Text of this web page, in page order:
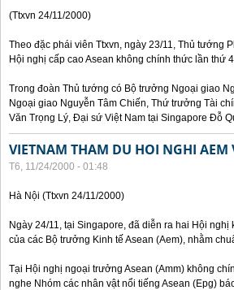
(Ttxvn 24/11/2000)
Theo đặc phái viên Ttxvn, ngày 23/11, Thủ tướng
Hội nghị cấp cao Asean không chính thức lần thứ
Trong đoàn Thủ tướng có Bộ trưởng Ngoại giao
Ngoại giao Nguyễn Tâm Chiến, Thứ trưởng Tài
Văn Trọng Lý, Đại sứ Việt Nam tại Singapore Đỗ
VIETNAM THAM DU HOI NGHI AEM
T6, 11/24/2000 - 01:48
Hà Nội (Ttxvn 24/11/2000)
Ngày 24/11, tại Singapore, đã diễn ra hai Hội
của các Bộ trưởng Kinh tế Asean (Aem), nhằm
Tại Hội nghị ngoại trưởng Asean (Amm) không
nghe Nhóm các nhân vật nổi tiếng Asean (Epg)